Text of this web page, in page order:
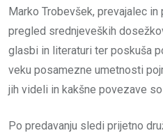
Marko Trobevšek, prevajalec
pregled srednjeveških
glasbi in literaturi ter poskuša
veku posamezne umetnosti
jih videli in kakšne povezave
Po predavanju sledi prijetno